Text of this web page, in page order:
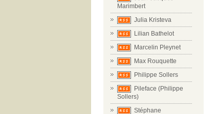
Marimbert
Julia Kristeva
Lilian Bathelot
Marcelin Pleynet
Max Rouquette
Philippe Sollers
Pileface (Philippe
Sollers)
Stéphane